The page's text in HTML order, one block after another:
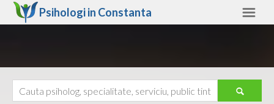
Psihologi in Constanta
Ajutor